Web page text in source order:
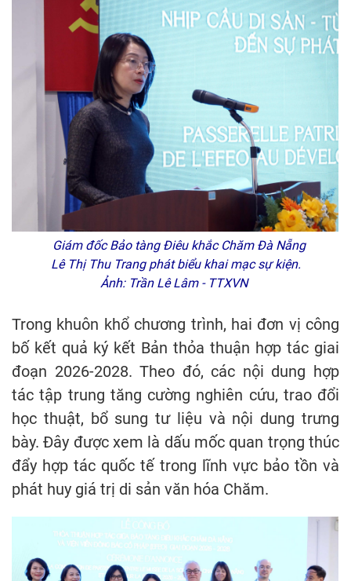
Giám đốc Bảo tàng Điêu khắc Chăm Đà Nẵng
Lê Thị Thu Trang phát biểu khai mạc sự kiện.
Ảnh: Trần Lê Lâm - TTXVN
Trong khuôn khổ chương trình, hai đơn vị công
bố kết quả ký kết Bản thỏa thuận hợp tác giai
đoạn 2026-2028. Theo đó, các nội dung hợp
tác tập trung tăng cường nghiên cứu, trao đổi
học thuật, bổ sung tư liệu và nội dung trưng
bày. Đây được xem là dấu mốc quan trọng thúc
đẩy hợp tác quốc tế trong lĩnh vực bảo tồn và
phát huy giá trị di sản văn hóa Chăm.